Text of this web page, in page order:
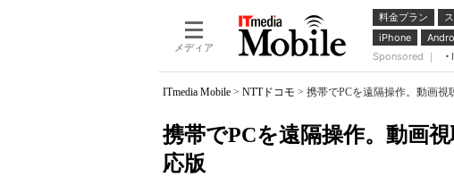
メディア
料金プラン
iPhone
Sponsored ｜
ITmedia Mobile > NTTドコモ > 携帯でPCを遠隔操作。動画視
携帯でPCを遠隔操作。動画
応版